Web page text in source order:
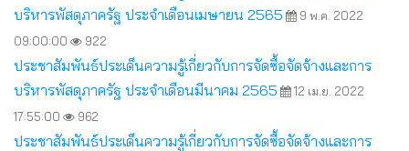
บริหารพัสดุภาครัฐ ประจำเดือนเมษายน 2565
9 พ.ค. 2022
09:00:00
922
ประชาสัมพันธ์ประเด็นความรู้เกี่ยวกับการจัดซื้อจัดจ้างและการ
บริหารพัสดุภาครัฐ ประจำเดือนมีนาคม 2565
12 เม.ย. 2022
17:55:00
962
ประชาสัมพันธ์ประเด็นความรู้เกี่ยวกับการจัดซื้อจัดจ้างและการ